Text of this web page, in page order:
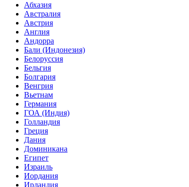
Абхазия
Австралия
Австрия
Англия
Андорра
Бали (Индонезия)
Белоруссия
Бельгия
Болгария
Венгрия
Вьетнам
Германия
ГОА (Индия)
Голландия
Греция
Дания
Доминикана
Египет
Израиль
Иордания
Ирландия